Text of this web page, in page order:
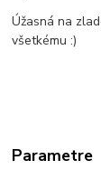
Úžasná na
všetkému :)
Parametre